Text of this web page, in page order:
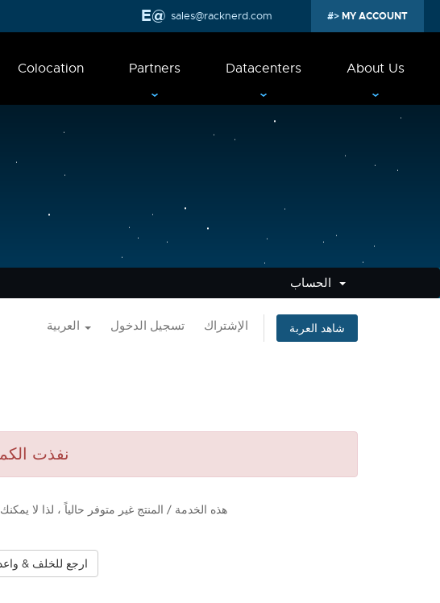
sales@racknerd.com MY ACCOUNT
Colocation Partners Datacenters About Us
تسجيل الدخول الإشتراك شاهد العربة
نفذت
هذه الخدمة / المنتج غير متوفر حالياً ، لذا لا
ارجع للخلف &